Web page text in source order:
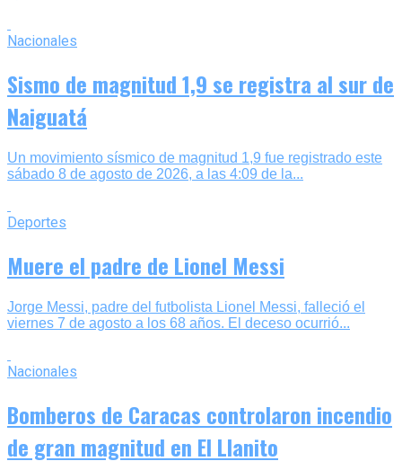
Nacionales
Sismo de magnitud 1,9 se registra al sur de
Naiguatá
Un movimiento sísmico de magnitud 1,9 fue registrado este
sábado 8 de agosto de 2026, a las 4:09 de la...
Deportes
Muere el padre de Lionel Messi
Jorge Messi, padre del futbolista Lionel Messi, falleció el
viernes 7 de agosto a los 68 años. El deceso ocurrió...
Nacionales
Bomberos de Caracas controlaron incendio
de gran magnitud en El Llanito